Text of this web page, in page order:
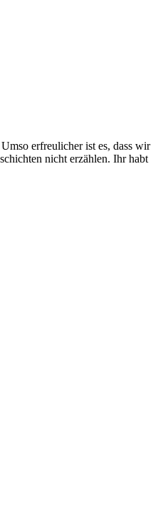
erfreulicher ist es, dass wir
nicht erzählen. Ihr habt